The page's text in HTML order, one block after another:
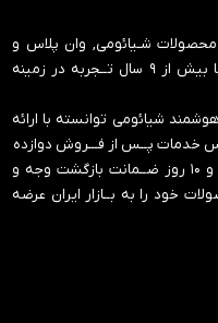
محصولات شـیائومی, وان پلاس و
نـاثینگ در ایران می باشد. این فــروشگاه با بیش از ۹ سال تــجربه در زمینه
شیائومی توانسته با ارائه
خدمات پــس از فـــروش دوازده
تا هجده ماه برای گوشی ها و لوازم جانبی و ‍۱۰ روز ضــمانت بازگشت وجه و
خود را به بــازار ایران عرضه